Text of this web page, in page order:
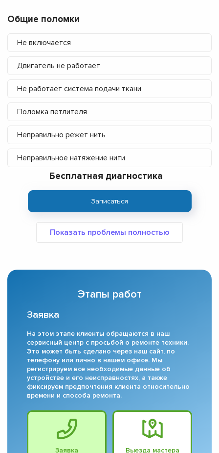
Общие поломки
Не включается
Двигатель не работает
Не работает система подачи ткани
Поломка петлителя
Неправильно режет нить
Неправильное натяжение нити
Бесплатная диагностика
Записаться
Этапы работ
Заявка
На этом этапе клиенты обращаются в наш
сервисный центр с просьбой о ремонте техники.
Это может быть сделано через наш сайт, по
телефону или лично в нашем офисе. Мы
регистрируем все необходимые данные об
устройстве и его неисправностях, а также
фиксируем предпочтения клиента относительно
времени и способа ремонта.
Заявка Выезда мастера